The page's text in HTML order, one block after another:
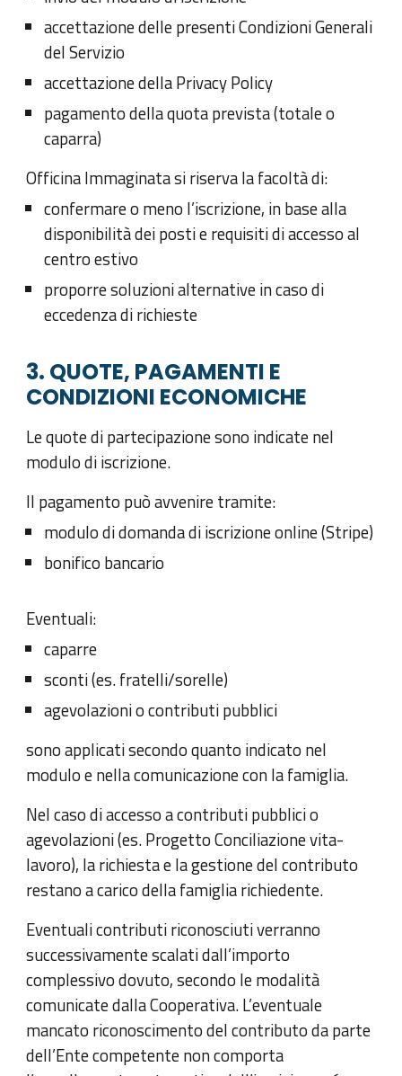
accettazione delle presenti Condizioni Generali
del Servizio
accettazione della Privacy Policy
pagamento della quota prevista (totale o
caparra)
Officina Immaginata si riserva la facoltà di:
confermare o meno l’iscrizione, in base alla
disponibilità dei posti e requisiti di accesso al
centro estivo
proporre soluzioni alternative in caso di
eccedenza di richieste
3. QUOTE, PAGAMENTI E
CONDIZIONI ECONOMICHE
Le quote di partecipazione sono indicate nel
modulo di iscrizione.
Il pagamento può avvenire tramite:
modulo di domanda di iscrizione online (Stripe)
bonifico bancario
Eventuali:
caparre
sconti (es. fratelli/sorelle)
agevolazioni o contributi pubblici
sono applicati secondo quanto indicato nel
modulo e nella comunicazione con la famiglia.
Nel caso di accesso a contributi pubblici o
agevolazioni (es. Progetto Conciliazione vita-
lavoro), la richiesta e la gestione del contributo
restano a carico della famiglia richiedente.
Eventuali contributi riconosciuti verranno
successivamente scalati dall’importo
complessivo dovuto, secondo le modalità
comunicate dalla Cooperativa. L’eventuale
mancato riconoscimento del contributo da parte
dell’Ente competente non comporta